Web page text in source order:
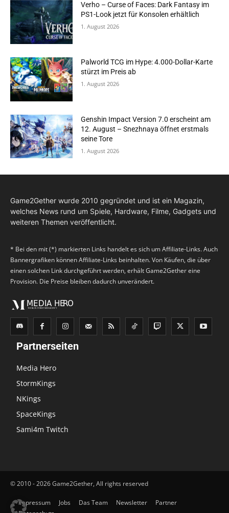
Verho – Curse of Faces: Dark Fantasy im
PS1-Look jetzt für Konsolen erhältlich
1. August 2026
Palworld TCG im Hype: 4.000-Dollar-Karte
stürzt im Preis ab
1. August 2026
Genshin Impact Version 7.0 erscheint am
12. August – Snezhnaya öffnet erstmals
seine Tore
1. August 2026
Game2Gether wurde 2010 gegründet und ist ein Magazin,
welches News rund um Spiele, Hardware, Filme, Gadgets und
weiteren Themen veröffentlicht.
* Bei den mit (*) markierten Links handelt es sich um Affiliate-Links. Auch
Bannergrafiken können Affiliate-Links beinhalten. Von Käufen, die über
einen solchen Link durchgeführt werden, erhält Game2Gether eine
Provision. Die Preise bleiben dadurch unverändert.
Partnerseiten
Media Hero
StormKings
NKings
SpaceKings
Sami4m Twitch
© 2010 - 2026 Game2Gether, All rights reserved
Impressum Jobs Das Team Newsletter
Partner